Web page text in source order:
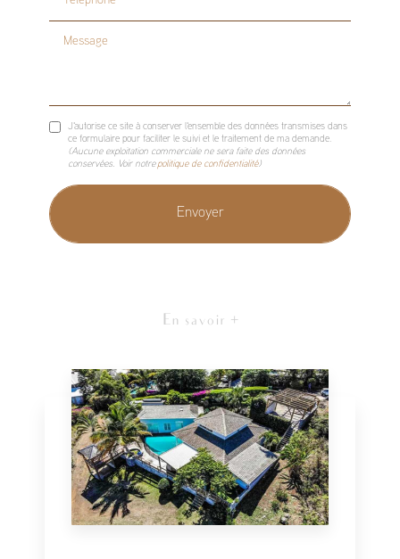
Message
J'autorise ce site à conserver l'ensemble des données transmises dans
ce formulaire pour faciliter le suivi et le traitement de ma demande.
(Aucune exploitation commerciale ne sera faite des données
conservées. Voir notre politique de confidentialité)
En savoir +